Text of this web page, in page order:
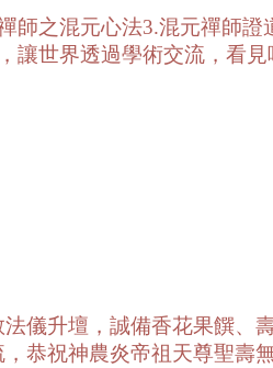
之混元心法3.混元禪師證
讓世界透過學術交流，看
儀升壇，誠備香花果饌、
恭祝神農炎帝祖天尊聖壽